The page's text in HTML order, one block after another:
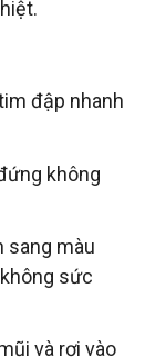
đập nhanh
không
sang màu
sức
và rơi vào